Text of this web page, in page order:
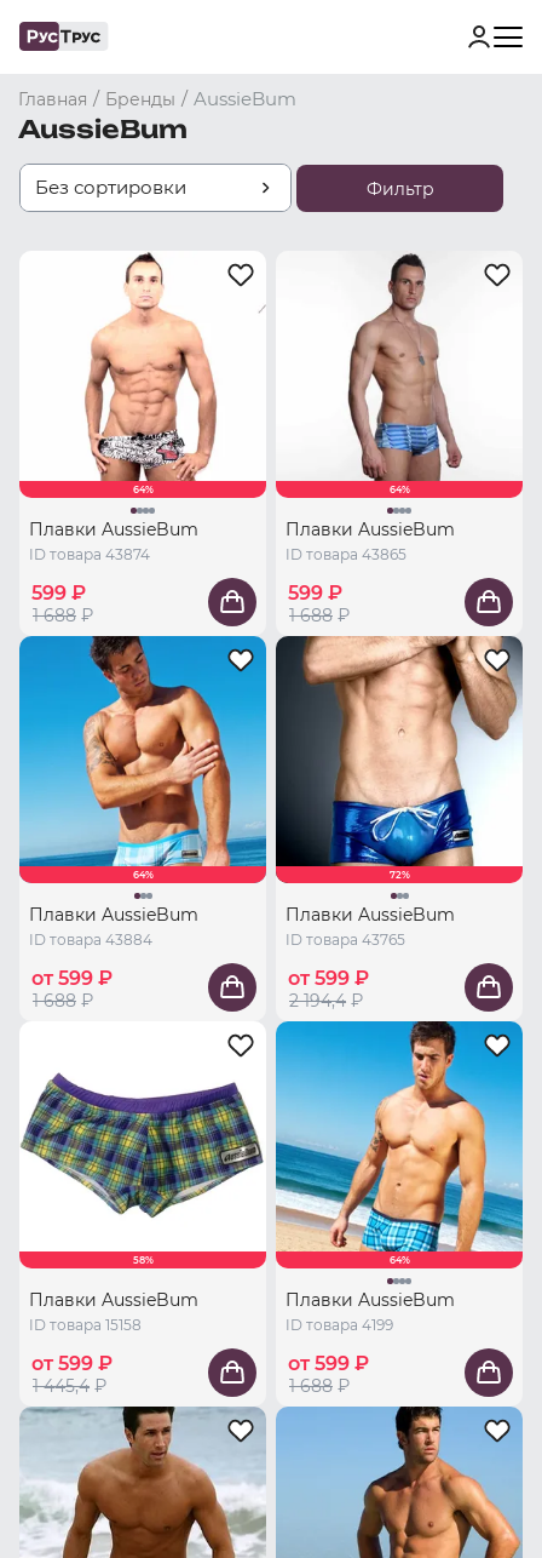
Главная / Бренды / AussieBum
AussieBum
Без сортировки Фильтр
64%
Плавки AussieBum
ID товара 43874
599 ₽
1 688 ₽
64%
Плавки AussieBum
ID товара 43865
599 ₽
1 688 ₽
64%
Плавки AussieBum
ID товара 43884
от 599 ₽
1 688 ₽
72%
Плавки AussieBum
ID товара 43765
от 599 ₽
2 194,4 ₽
58%
Плавки AussieBum
ID товара 15158
от 599 ₽
1 445,4 ₽
64%
Плавки AussieBum
ID товара 4199
от 599 ₽
1 688 ₽